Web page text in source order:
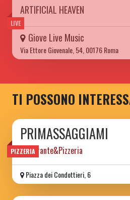
LIVE
ARTIFICIAL HEAVEN
Giove Live Music
Via Ettore Giovenale, 54, 00176 Roma
TI POSSONO
PIZZERIA
PRIMASSAGGIAMI
Ristorante&Pizzeria
Piazza dei Condottieri, 6